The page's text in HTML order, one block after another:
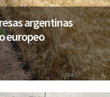
argentinas
europeo